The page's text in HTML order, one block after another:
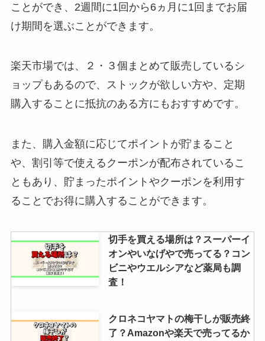
ことができ、2週間に1回から6ヵ月に1回までお届
け期間を選ぶことができます。
楽天市場では、２・３個まとめて販売しているシ
ョップもあるので、ストックが欲しい方や、定期
購入することに抵抗のある方にもおすすめです。
また、購入金額に応じてポイントが貯まること
や、割引等で使えるクーポンが配布されているこ
ともあり、貯まったポイントやクーポンを利用す
ることでお得に購入することができます。
切手を買える場所は？スーパーイ
オンやいなげやで売ってる？コン
ビニやウエルシアなど薬局も調
査！
クロネコヤマトの梅干しが販売終
了？Amazonや楽天で売ってるか